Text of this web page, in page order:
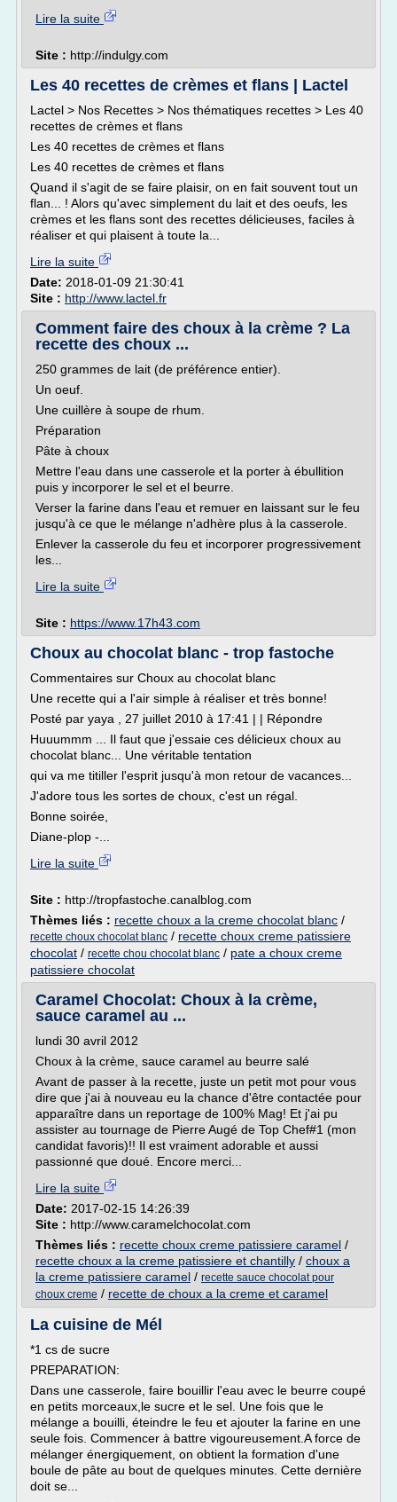
Lire la suite
Site : http://indulgy.com
Les 40 recettes de crèmes et flans | Lactel
Lactel > Nos Recettes > Nos thématiques recettes > Les 40
recettes de crèmes et flans
Les 40 recettes de crèmes et flans
Les 40 recettes de crèmes et flans
Quand il s'agit de se faire plaisir, on en fait souvent tout un
flan... ! Alors qu'avec simplement du lait et des oeufs, les
crèmes et les flans sont des recettes délicieuses, faciles à
réaliser et qui plaisent à toute la...
Lire la suite
Date: 2018-01-09 21:30:41
Site : http://www.lactel.fr
Comment faire des choux à la crème ? La
recette des choux ...
250 grammes de lait (de préférence entier).
Un oeuf.
Une cuillère à soupe de rhum.
Préparation
Pâte à choux
Mettre l'eau dans une casserole et la porter à ébullition
puis y incorporer le sel et el beurre.
Verser la farine dans l'eau et remuer en laissant sur le feu
jusqu'à ce que le mélange n'adhère plus à la casserole.
Enlever la casserole du feu et incorporer progressivement
les...
Lire la suite
Site : https://www.17h43.com
Choux au chocolat blanc - trop fastoche
Commentaires sur Choux au chocolat blanc
Une recette qui a l'air simple à réaliser et très bonne!
Posté par yaya , 27 juillet 2010 à 17:41 | | Répondre
Huuummm ... Il faut que j'essaie ces délicieux choux au
chocolat blanc... Une véritable tentation
qui va me titiller l'esprit jusqu'à mon retour de vacances...
J'adore tous les sortes de choux, c'est un régal.
Bonne soirée,
Diane-plop -...
Lire la suite
Site : http://tropfastoche.canalblog.com
Thèmes liés : recette choux a la creme chocolat blanc /
recette choux chocolat blanc / recette choux creme patissiere
chocolat / recette chou chocolat blanc / pate a choux creme
patissiere chocolat
Caramel Chocolat: Choux à la crème,
sauce caramel au ...
lundi 30 avril 2012
Choux à la crème, sauce caramel au beurre salé
Avant de passer à la recette, juste un petit mot pour vous
dire que j'ai à nouveau eu la chance d'être contactée pour
apparaître dans un reportage de 100% Mag! Et j'ai pu
assister au tournage de Pierre Augé de Top Chef#1 (mon
candidat favoris)!! Il est vraiment adorable et aussi
passionné que doué. Encore merci...
Lire la suite
Date: 2017-02-15 14:26:39
Site : http://www.caramelchocolat.com
Thèmes liés : recette choux creme patissiere caramel /
recette choux a la creme patissiere et chantilly / choux a
la creme patissiere caramel / recette sauce chocolat pour
choux creme / recette de choux a la creme et caramel
La cuisine de Mél
*1 cs de sucre
PREPARATION:
Dans une casserole, faire bouillir l'eau avec le beurre coupé
en petits morceaux,le sucre et le sel. Une fois que le
mélange a bouilli, éteindre le feu et ajouter la farine en une
seule fois. Commencer à battre vigoureusement.A force de
mélanger énergiquement, on obtient la formation d'une
boule de pâte au bout de quelques minutes. Cette dernière
doit se...